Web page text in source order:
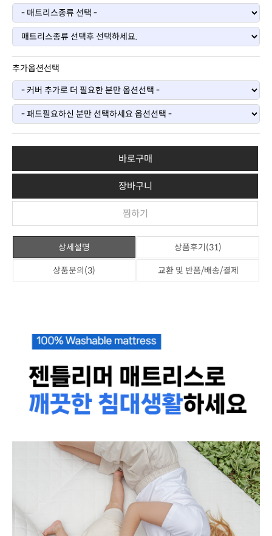
추가옵션선택
바로구매
장바구니
찜하기
상세설명 상품후기(31)
상품문의(3) 교환 및 반품/배송/결제